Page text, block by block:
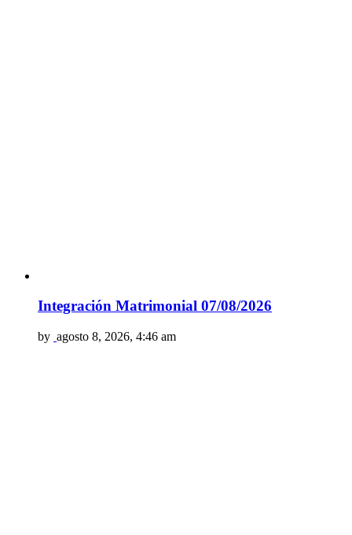
Integración Matrimonial 07/08/2026
by agosto 8, 2026, 4:46 am